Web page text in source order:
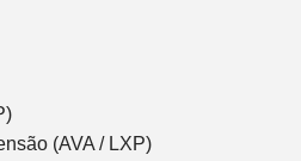
(AVA / LXP)